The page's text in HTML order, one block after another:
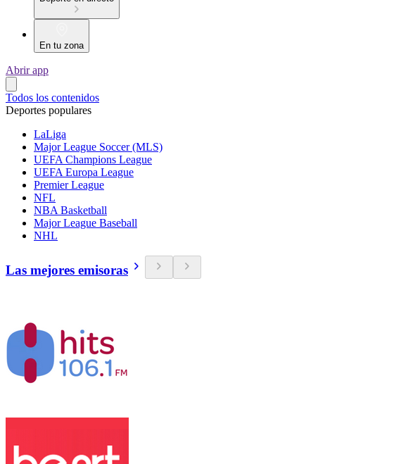
En tu zona
Abrir app
Todos los contenidos
Deportes populares
LaLiga
Major League Soccer (MLS)
UEFA Champions League
UEFA Europa League
Premier League
NFL
NBA Basketball
Major League Baseball
NHL
Las mejores emisoras